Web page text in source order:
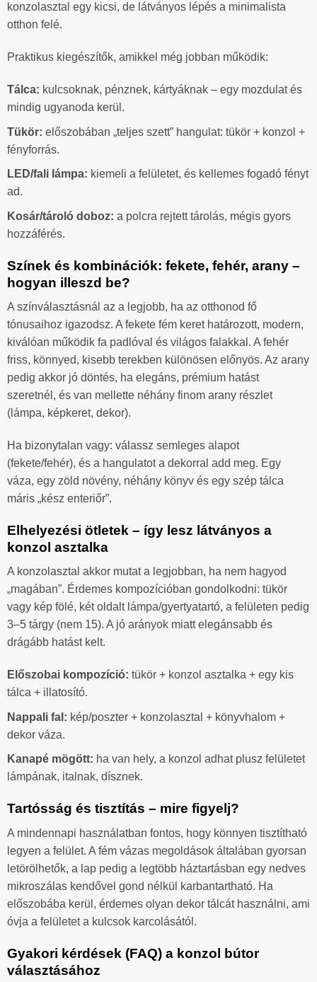
konzolasztal egy kicsi, de látványos lépés a minimalista
otthon felé.
Praktikus kiegészítők, amikkel még jobban működik:
Tálca: kulcsoknak, pénznek, kártyáknak – egy mozdulat és
mindig ugyanoda kerül.
Tükör: előszobában „teljes szett” hangulat: tükör + konzol +
fényforrás.
LED/fali lámpa: kiemeli a felületet, és kellemes fogadó fényt
ad.
Kosár/tároló doboz: a polcra rejtett tárolás, mégis gyors
hozzáférés.
Színek és kombinációk: fekete, fehér, arany –
hogyan illeszd be?
A színválasztásnál az a legjobb, ha az otthonod fő
tónusaihoz igazodsz. A fekete fém keret határozott, modern,
kiválóan működik fa padlóval és világos falakkal. A fehér
friss, könnyed, kisebb terekben különösen előnyös. Az arany
pedig akkor jó döntés, ha elegáns, prémium hatást
szeretnél, és van mellette néhány finom arany részlet
(lámpa, képkeret, dekor).
Ha bizonytalan vagy: válassz semleges alapot
(fekete/fehér), és a hangulatot a dekorral add meg. Egy
váza, egy zöld növény, néhány könyv és egy szép tálca
máris „kész enteriőr”.
Elhelyezési ötletek – így lesz látványos a
konzol asztalka
A konzolasztal akkor mutat a legjobban, ha nem hagyod
„magában”. Érdemes kompozícióban gondolkodni: tükör
vagy kép fölé, két oldalt lámpa/gyertyatartó, a felületen pedig
3–5 tárgy (nem 15). A jó arányok miatt elegánsabb és
drágább hatást kelt.
Előszobai kompozíció: tükör + konzol asztalka + egy kis
tálca + illatosító.
Nappali fal: kép/poszter + konzolasztal + könyvhalom +
dekor váza.
Kanapé mögött: ha van hely, a konzol adhat plusz felületet
lámpának, italnak, dísznek.
Tartósság és tisztítás – mire figyelj?
A mindennapi használatban fontos, hogy könnyen tisztítható
legyen a felület. A fém vázas megoldások általában gyorsan
letörölhetők, a lap pedig a legtöbb háztartásban egy nedves
mikroszálas kendővel gond nélkül karbantartható. Ha
előszobába kerül, érdemes olyan dekor tálcát használni, ami
óvja a felületet a kulcsok karcolásától.
Gyakori kérdések (FAQ) a konzol bútor
választásához